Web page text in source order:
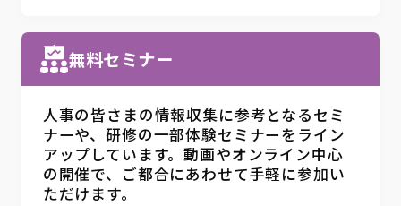
無料セミナー
人事の皆さまの情報収集に参考となるセミ
ナーや、研修の一部体験セミナーをライン
アップしています。動画やオンライン中心
の開催で、ご都合にあわせて手軽に参加い
ただけます。